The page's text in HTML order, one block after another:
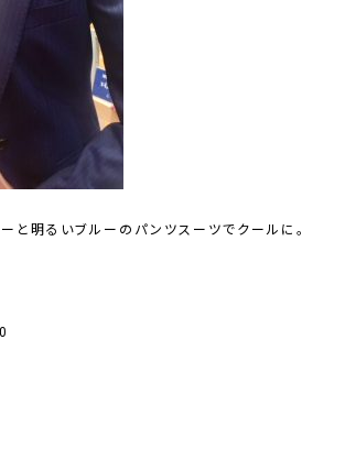
と明るいブルーのパンツスーツでクールに。